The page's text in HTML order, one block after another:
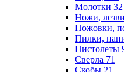
Молотки 32
Ножи,
Ножовки,
Пилки,
Пистолеты
Сверла 71